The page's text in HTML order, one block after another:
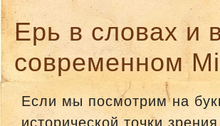
Ерь в словах и
современном
Если мы посмотрим на
исторической точки